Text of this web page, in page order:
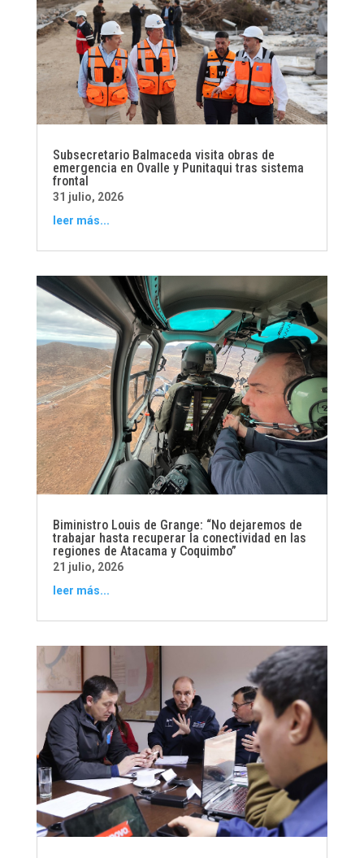
Subsecretario Balmaceda visita obras de
emergencia en Ovalle y Punitaqui tras sistema
frontal
31 julio, 2026
leer más...
Biministro Louis de Grange: “No dejaremos de
trabajar hasta recuperar la conectividad en las
regiones de Atacama y Coquimbo”
21 julio, 2026
leer más...